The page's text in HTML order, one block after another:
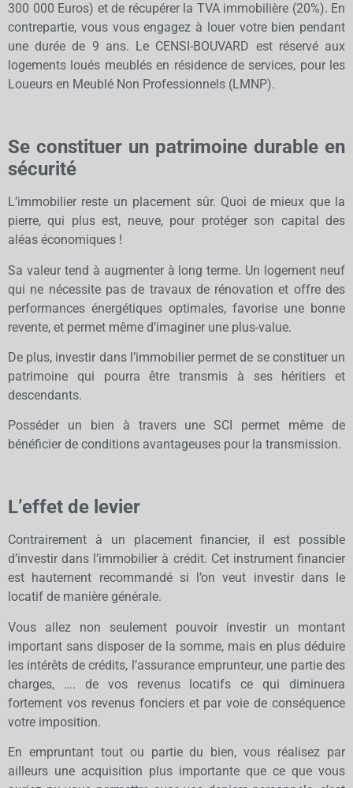
300 000 Euros) et de récupérer la TVA immobilière (20%). En
contrepartie, vous vous engagez à louer votre bien pendant
une durée de 9 ans. Le CENSI-BOUVARD est réservé aux
logements loués meublés en résidence de services, pour les
Loueurs en Meublé Non Professionnels (LMNP).
Se constituer un patrimoine durable en
sécurité
L’immobilier reste un placement sûr. Quoi de mieux que la
pierre, qui plus est, neuve, pour protéger son capital des
aléas économiques !
Sa valeur tend à augmenter à long terme. Un logement neuf
qui ne nécessite pas de travaux de rénovation et offre des
performances énergétiques optimales, favorise une bonne
revente, et permet même d’imaginer une plus-value.
De plus, investir dans l’immobilier permet de se constituer un
patrimoine qui pourra être transmis à ses héritiers et
descendants.
Posséder un bien à travers une SCI permet même de
bénéficier de conditions avantageuses pour la transmission.
L’effet de levier
Contrairement à un placement financier, il est possible
d’investir dans l’immobilier à crédit. Cet instrument financier
est hautement recommandé si l’on veut investir dans le
locatif de manière générale.
Vous allez non seulement pouvoir investir un montant
important sans disposer de la somme, mais en plus déduire
les intérêts de crédits, l’assurance emprunteur, une partie des
charges, …. de vos revenus locatifs ce qui diminuera
fortement vos revenus fonciers et par voie de conséquence
votre imposition.
En empruntant tout ou partie du bien, vous réalisez par
ailleurs une acquisition plus importante que ce que vous